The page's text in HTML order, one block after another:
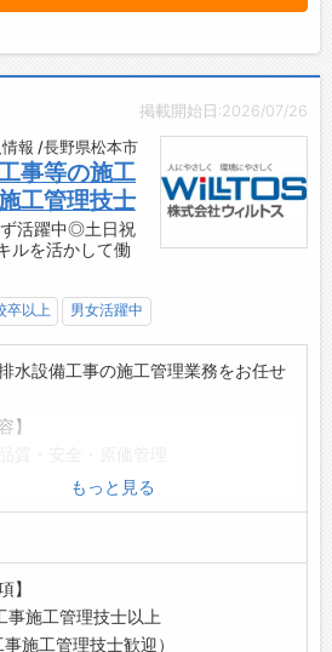
には総務課の中心メンバーとして、
ています。
め！
フのメリハリをつけながら働ける環
ートの時間も確保しやすく、趣味や
時間を大切にしたい方にもおすすめ
待遇
賞与実績5ヶ月分
や住宅手当など、福利厚生が充実
度や財形貯蓄制度を完備しており、
えて働ける環境です
方が可能！
て・介護といったライフイベントに
勤務制度も用意しています
務課です。
に、経理課・情報システム課・受注
掲載開始日:2026/07/26
報 /長野県松本市
事等の施工
工管理技士
活躍中◎土日祝
ルを活かして働
卒以上 男女活躍中
水設備工事の施工管理業務をお任せ
】
捗確認、スケジュール調整
との連絡や調整
、管理
、報告書作成
の打ち合わせおよび折衝
もっと見る
】
事施工管理技士以上
事施工管理技士歓迎）